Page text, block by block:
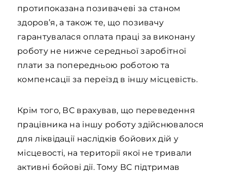
протипоказана позивачеві за станом
здоров’я, а також те, що позивачу
гарантувалася оплата праці за виконану
роботу не нижче середньої заробітної
плати за попередньою роботою та
компенсації за переїзд в іншу місцевість.
Крім того, ВС врахував, що переведення
працівника на іншу роботу здійснювалося
для ліквідації наслідків бойових дій у
місцевості, на території якої не тривали
активні бойові дії. Тому ВС підтримав